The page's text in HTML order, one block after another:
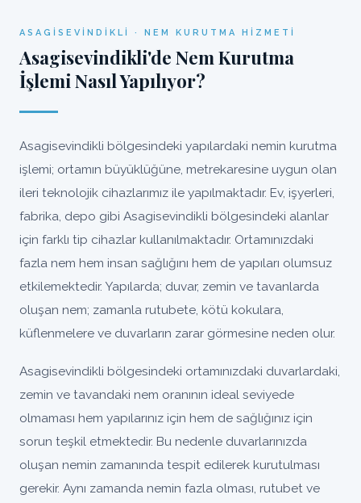
ASAGISEVINDIKLI · NEM KURUTMA HIZMETI
Asagisevindikli'de Nem Kurutma
İşlemi Nasıl Yapılıyor?
Asagisevindikli bölgesindeki yapılardaki nemin kurutma
işlemi; ortamın büyüklüğüne, metrekaresine uygun olan
ileri teknolojik cihazlarımız ile yapılmaktadır. Ev, işyerleri,
fabrika, depo gibi Asagisevindikli bölgesindeki alanlar
için farklı tip cihazlar kullanılmaktadır. Ortamınızdaki
fazla nem hem insan sağlığını hem de yapıları olumsuz
etkilemektedir. Yapılarda; duvar, zemin ve tavanlarda
oluşan nem; zamanla rutubete, kötü kokulara,
küflenmelere ve duvarların zarar görmesine neden olur.
Asagisevindikli bölgesindeki ortamınızdaki duvarlardaki,
zemin ve tavandaki nem oranının ideal seviyede
olmaması hem yapılarınız için hem de sağlığınız için
sorun teşkil etmektedir. Bu nedenle duvarlarınızda
oluşan nemin zamanında tespit edilerek kurutulması
gerekir. Aynı zamanda nemin fazla olması, rutubet ve